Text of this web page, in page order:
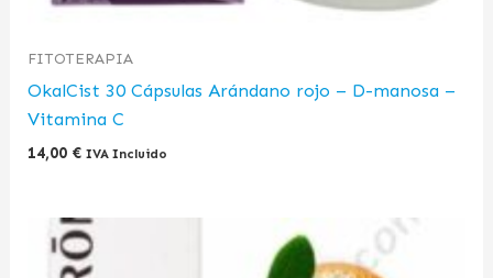
FITOTERAPIA
OkalCist 30 Cápsulas Arándano rojo – D-manosa –
Vitamina C
14,00 € IVA Incluido